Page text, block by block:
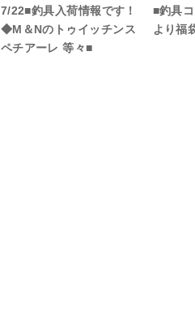
7/22■釣具入荷情報です！
◆M＆Nのトゥイッチンス
ペチアーレ 等々■
■釣具
より福